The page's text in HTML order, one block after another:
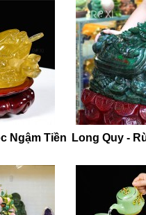
khô nhẹ nhàng. Quá
Đặt quả cầu dưới ánh
sinh khí và khả năng
lâu.Để quả cầu thạch anh
loại bỏ năng lượng xấu,
và năng lượng vốn có,
loại bỏ bụi bẩn. Tránh sử
Ngậm Tiền Long Quy -